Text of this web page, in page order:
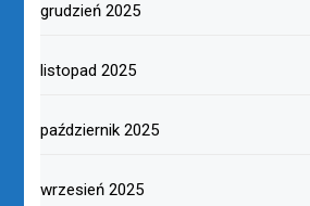
grudzień 2025
listopad 2025
październik 2025
wrzesień 2025